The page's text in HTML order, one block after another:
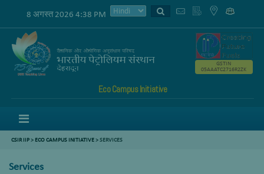
8 अगस्त 2026 4:38 PM
Eco Campus Initiative
GSTIN
05AAATC2716R2ZK
CSIR IIP> ECO CAMPUS INITIATIVE> SERVICES
Services